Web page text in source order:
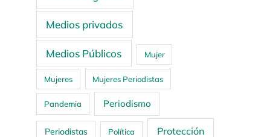
Medios privados
Medios Públicos Mujer
Mujeres Mujeres Periodistas
Pandemia Periodismo
Periodistas Política Protección